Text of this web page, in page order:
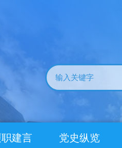
职建言 党史纵览